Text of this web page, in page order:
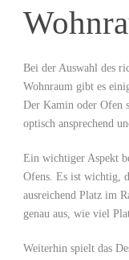
Bei der Auswahl des
Wohnraum gibt es
Der Kamin oder Ofen
optisch ansprechend
Ein wichtiger Aspekt
Ofens. Es ist wichtig,
ausreichend Platz im
genau aus, wie viel
Weiterhin spielt das